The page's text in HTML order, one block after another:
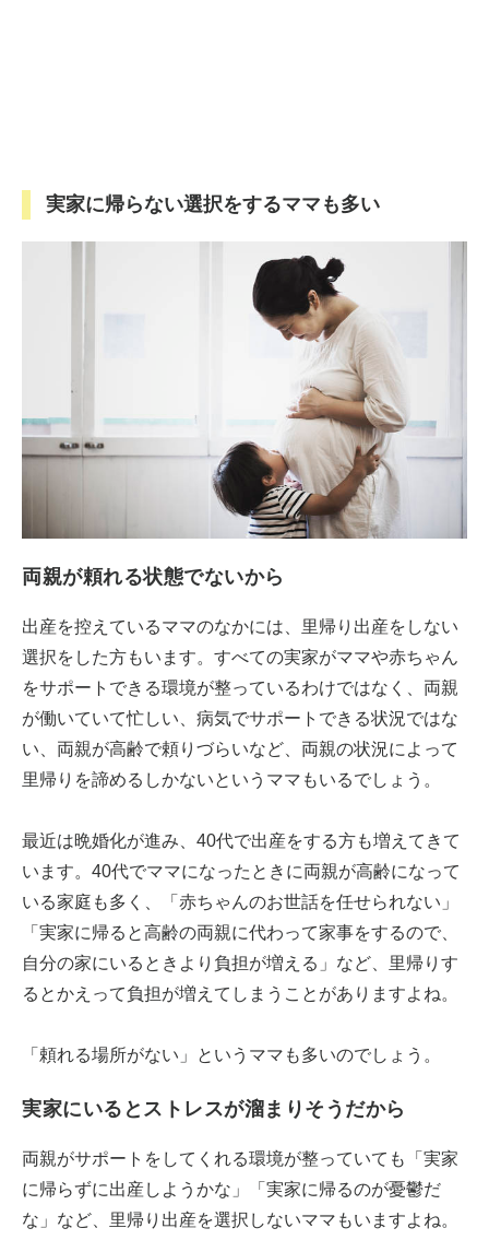
実家に帰らない選択をするママも多い
両親が頼れる状態でないから
出産を控えているママのなかには、里帰り出産をしない
選択をした方もいます。すべての実家がママや赤ちゃん
をサポートできる環境が整っているわけではなく、両親
が働いていて忙しい、病気でサポートできる状況ではな
い、両親が高齢で頼りづらいなど、両親の状況によって
里帰りを諦めるしかないというママもいるでしょう。
最近は晩婚化が進み、40代で出産をする方も増えてきて
います。40代でママになったときに両親が高齢になって
いる家庭も多く、「赤ちゃんのお世話を任せられない」
「実家に帰ると高齢の両親に代わって家事をするので、
自分の家にいるときより負担が増える」など、里帰りす
るとかえって負担が増えてしまうことがありますよね。
「頼れる場所がない」というママも多いのでしょう。
実家にいるとストレスが溜まりそうだから
両親がサポートをしてくれる環境が整っていても「実家
に帰らずに出産しようかな」「実家に帰るのが憂鬱だ
な」など、里帰り出産を選択しないママもいますよね。